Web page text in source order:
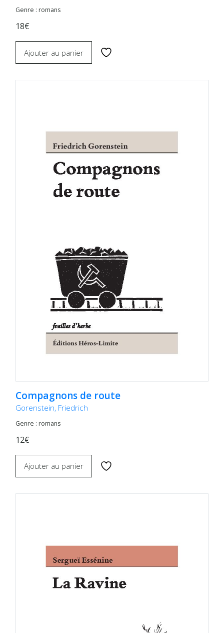
Genre : romans
18€
Ajouter au panier
Compagnons de route
Gorenstein, Friedrich
Genre : romans
12€
Ajouter au panier